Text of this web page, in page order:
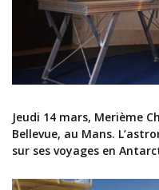
Jeudi 14 mars, Merième
Bellevue, au Mans.
sur ses voyages en